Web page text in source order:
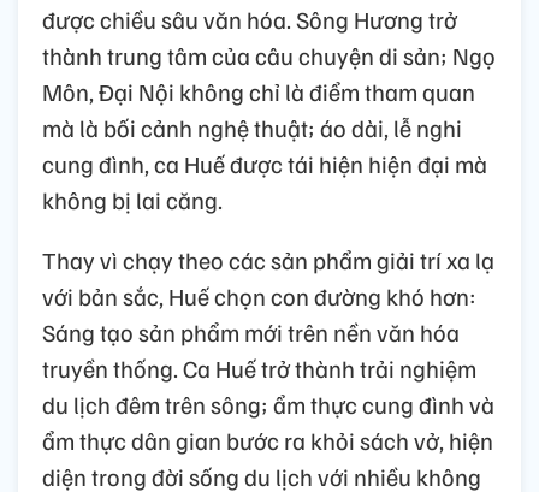
được chiều sâu văn hóa. Sông Hương trở
thành trung tâm của câu chuyện di sản; Ngọ
Môn, Đại Nội không chỉ là điểm tham quan
mà là bối cảnh nghệ thuật; áo dài, lễ nghi
cung đình, ca Huế được tái hiện hiện đại mà
không bị lai căng.
Thay vì chạy theo các sản phẩm giải trí xa lạ
với bản sắc, Huế chọn con đường khó hơn:
Sáng tạo sản phẩm mới trên nền văn hóa
truyền thống. Ca Huế trở thành trải nghiệm
du lịch đêm trên sông; ẩm thực cung đình và
ẩm thực dân gian bước ra khỏi sách vở, hiện
diện trong đời sống du lịch với nhiều không